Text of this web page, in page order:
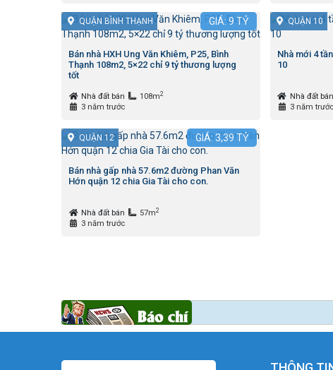
QUẬN BÌNH THẠNH GIÁ:9TỶ
Bán nhà HXH Ung Văn Khiêm, P25, Bình
Thạnh 108m2, 5×22 chỉ 9 tỷ thương lượng
tốt
Nhà đất bán 108m2
3 năm trước
QUẬN 10
Nhà mới 4
10
Nhà đất bán
3 năm trước
QUẬN 12 GIÁ: 3,39TỶ
Bán nhà gấp nhà 57.6m2 đường Phan Văn
Hớn quận 12 chia Gia Tài cho con.
Nhà đất bán 57m2
3 năm trước